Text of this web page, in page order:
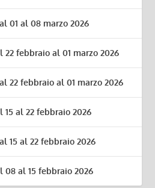
01 al 08 marzo 2026
febbraio al 01 marzo 2026
22 febbraio al 01 marzo 2026
al 22 febbraio 2026
15 al 22 febbraio 2026
al 15 febbraio 2026